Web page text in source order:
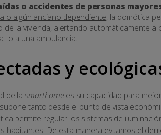
o accidentes de personas
o algún anciano dependiente, la domótica
de la vivienda, alertando automáticamente
o a una ambulancia.
y
de la smarthome es su capacidad para
tanto desde el punto de vista
permite regular los sistemas de
habitantes. De esta manera evitamos el